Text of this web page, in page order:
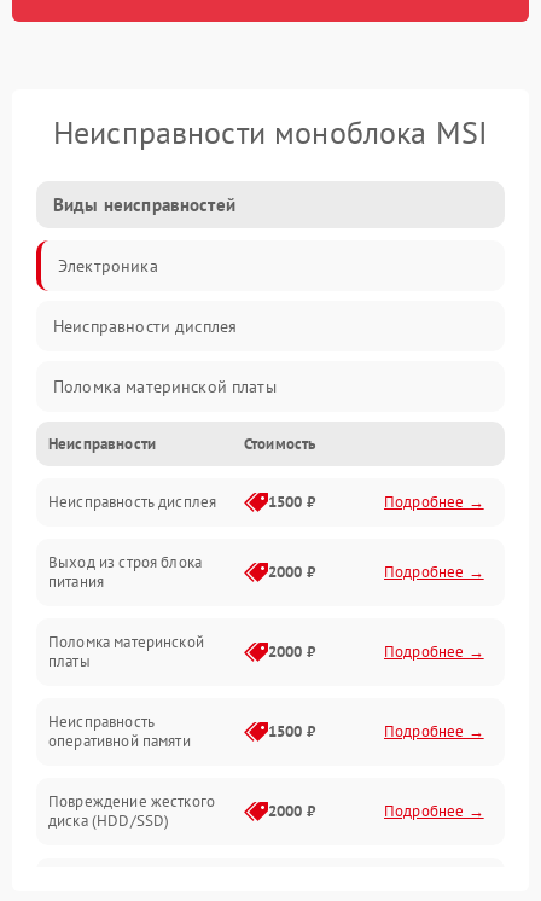
Неисправности моноблока MSI
Виды неисправностей
Электроника
Неисправности дисплея
Поломка материнской платы
Неисправность системы охлаждения
Неисправность BIOS
Повреждение корпуса
Повреждение разъёмов (USB, HDMI и др.)
Поломка видеокарты
Неисправности Стоимость
Неисправность дисплея 1500 ₽ Подробнее →
Выход из строя блока
питания
2000 ₽ Подробнее →
Поломка материнской
платы
2000 ₽ Подробнее →
Неисправность
оперативной памяти
1500 ₽ Подробнее →
Повреждение жесткого
диска (HDD/SSD)
2000 ₽ Подробнее →